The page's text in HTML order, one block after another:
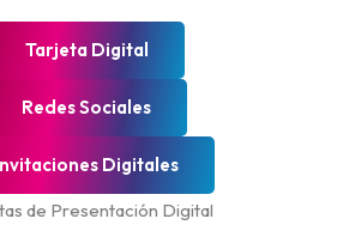
Tarjeta Digital
Redes Sociales
Digitales
de Presentación Digital